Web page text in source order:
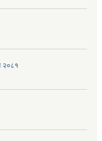
२०८१